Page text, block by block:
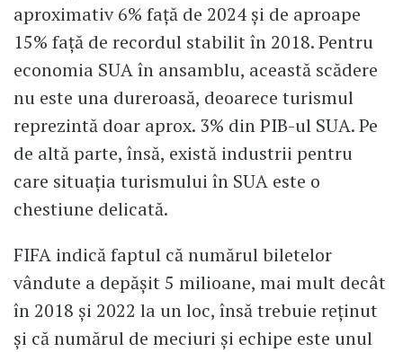
aproximativ 6% față de 2024 și de aproape
15% față de recordul stabilit în 2018. Pentru
economia SUA în ansamblu, această scădere
nu este una dureroasă, deoarece turismul
reprezintă doar aprox. 3% din PIB-ul SUA. Pe
de altă parte, însă, există industrii pentru
care situația turismului în SUA este o
chestiune delicată.
FIFA indică faptul că numărul biletelor
vândute a depășit 5 milioane, mai mult decât
în 2018 și 2022 la un loc, însă trebuie reținut
și că numărul de meciuri și echipe este unul